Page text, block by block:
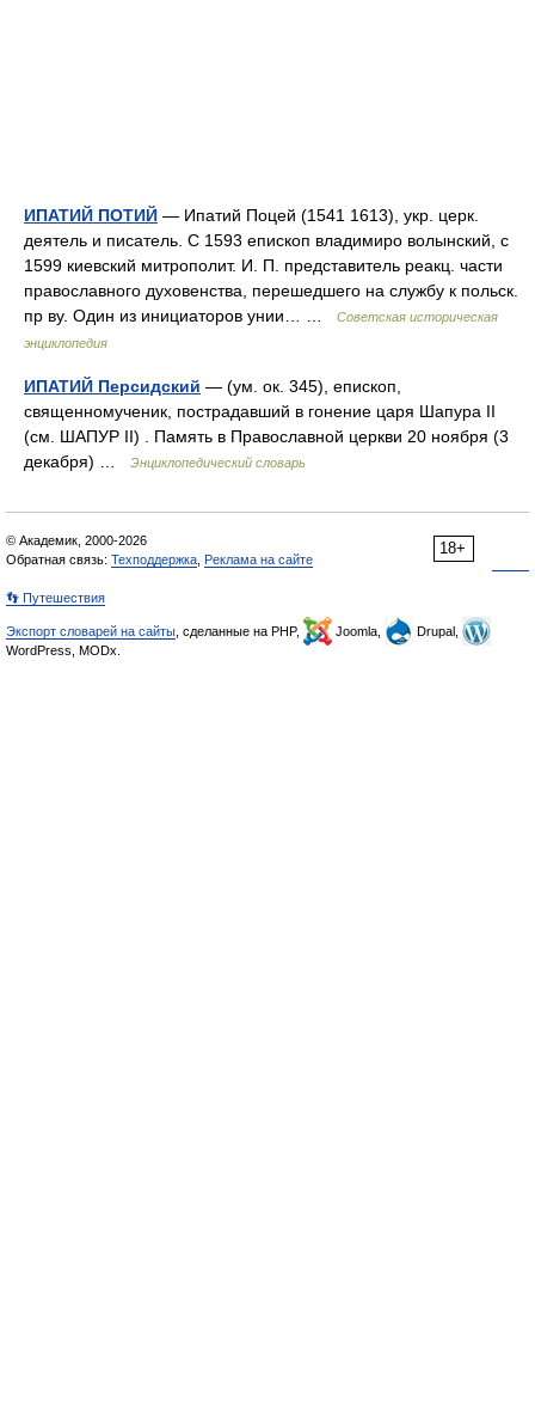
ИПАТИЙ ПОТИЙ — Ипатий Поцей (1541 1613), укр. церк.
деятель и писатель. С 1593 епископ владимиро волынский, с
1599 киевский митрополит. И. П. представитель реакц. части
православного духовенства, перешедшего на службу к польск.
пр ву. Один из инициаторов унии… …
Советская историческая
энциклопедия
ИПАТИЙ Персидский — (ум. ок. 345), епископ,
священномученик, пострадавший в гонение царя Шапура II
(см. ШАПУР II) . Память в Православной церкви 20 ноября (3
декабря) …
Энциклопедический словарь
18+
© Академик, 2000-2026
Обратная связь: Техподдержка Реклама на сайте
👣 Путешествия
Экспорт словарей на сайты , сделанные на PHP, Joomla,
Drupal,
WordPress, MODx.